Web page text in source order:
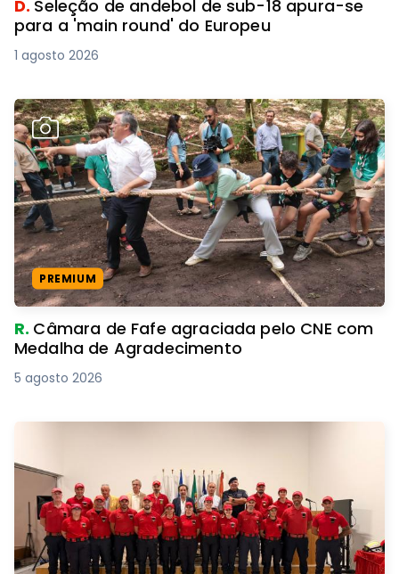
D. Seleção de andebol de sub-18 apura-se
para a 'main round' do Europeu
1 agosto 2026
PREMIUM
R. Câmara de Fafe agraciada pelo CNE com
Medalha de Agradecimento
5 agosto 2026